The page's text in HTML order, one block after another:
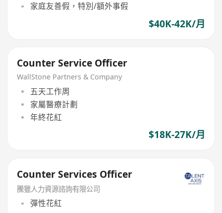
家庭友善假，特別/額外事假
$40K-42K/月
Counter Service Officer
WallStone Partners & Company
五天工作周
家屬醫療計劃
年終花紅
$18K-27K/月
Counter Services Officer
騰獵人力資源諮詢有限公司
彈性花紅